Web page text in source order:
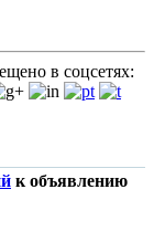
в соцсетях:
к объявлению